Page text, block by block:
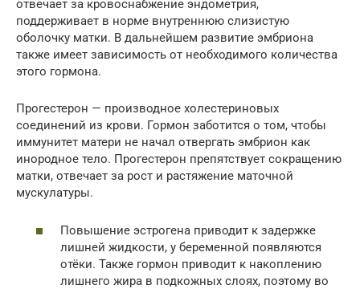
отвечает за кровоснабжение эндометрия,
поддерживает в норме внутреннюю слизистую
оболочку матки. В дальнейшем развитие эмбриона
также имеет зависимость от необходимого количества
этого гормона.
Прогестерон — производное холестериновых
соединений из крови. Гормон заботится о том, чтобы
иммунитет матери не начал отвергать эмбрион как
инородное тело. Прогестерон препятствует сокращению
матки, отвечает за рост и растяжение маточной
мускулатуры.
Повышение эстрогена приводит к задержке
лишней жидкости, у беременной появляются
отёки. Также гормон приводит к накоплению
лишнего жира в подкожных слоях, поэтому во